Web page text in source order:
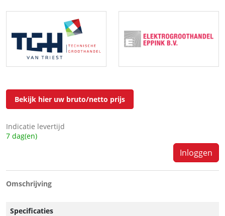
Bekijk hier uw bruto/netto prijs
Indicatie levertijd
7 dag(en)
Inloggen
Omschrijving
Specificaties